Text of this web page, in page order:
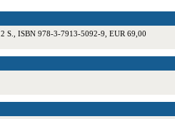
S., ISBN 978-3-7913-5092-9, EUR 69,00